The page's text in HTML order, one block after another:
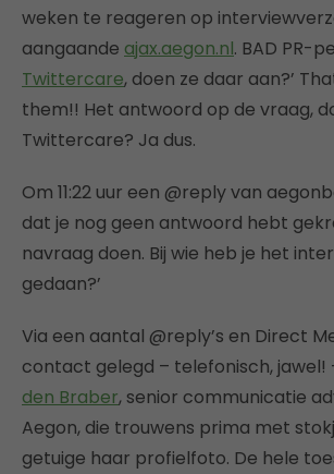
weken te reageren op
aangaande ajax.aegon.nl. BAD PR-
Twittercare, doen ze daar aan?’
them!! Het antwoord op de vraag,
Twittercare? Ja dus.
Om 11:22 uur een @reply van
dat je nog geen antwoord hebt
navraag doen. Bij wie heb je het
gedaan?’
Via een aantal @reply’s en Direct
contact gelegd – telefonisch, jawel!
den Braber, senior communicatie
Aegon, die trouwens prima met
getuige haar profielfoto. De hele